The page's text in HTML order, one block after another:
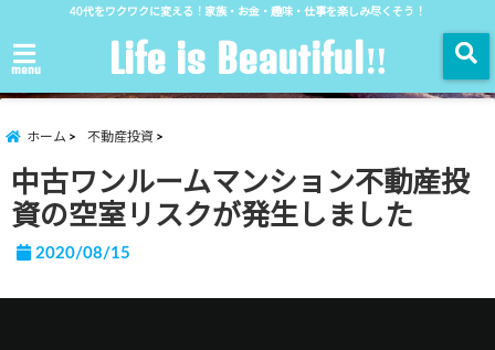
40代をワクワクに変える！家族・お金・趣味・仕事を楽しみ尽くそう！
menu Life is Beautiful‼︎
ホーム 不動産投資
中古ワンルームマンション不動産投
資の空室リスクが発生しました
2020/08/15